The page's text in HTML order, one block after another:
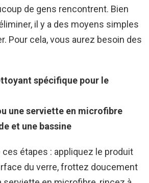
de gens rencontrent. Bien
il y a des moyens simples
Pour cela, vous aurez besoin des
spécifique pour le
une serviette en microfibre
et une bassine
étapes : appliquez le produit
du verre, frottez doucement